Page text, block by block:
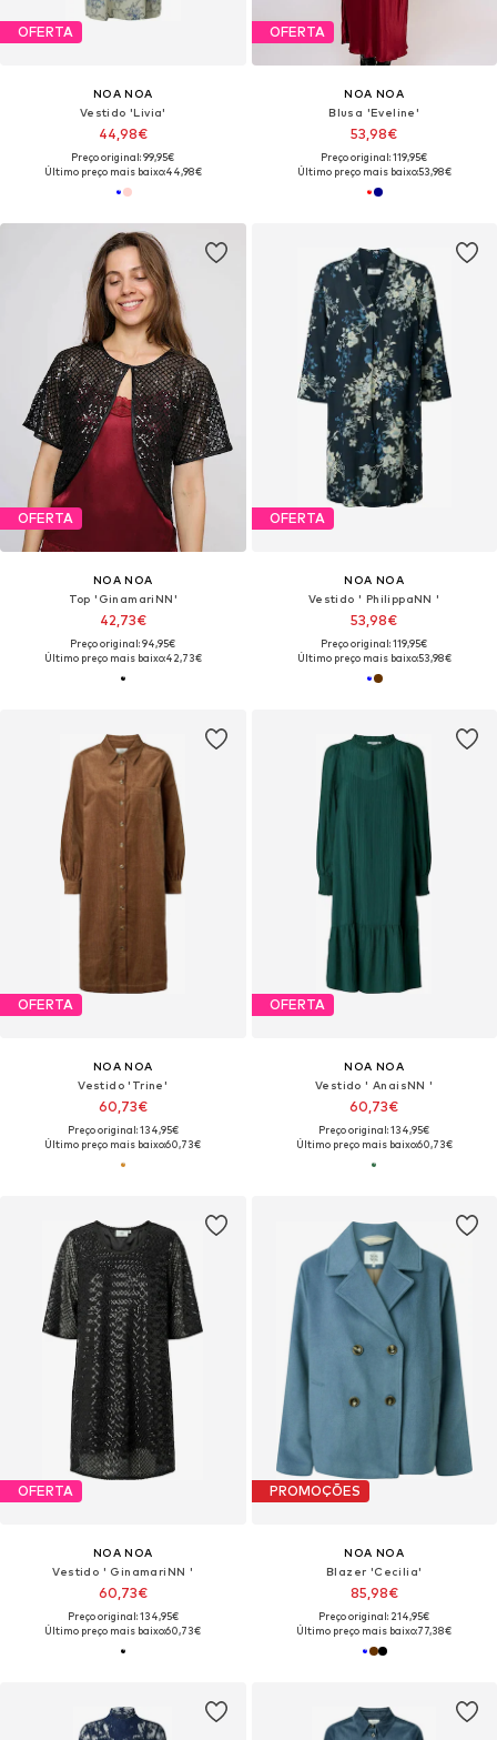
OFERTA
NOA NOA
Vestido 'Livia'
44,98€
Preço original: 99,95€
Último preço mais baixo:44,98€
OFERTA
NOA NOA
Blusa 'Eveline'
53,98€
Preço original: 119,95€
Último preço mais baixo:53,98€
OFERTA
NOA NOA
Top 'GinamariNN'
42,73€
Preço original: 94,95€
Último preço mais baixo:42,73€
OFERTA
NOA NOA
Vestido ' PhilippaNN '
53,98€
Preço original: 119,95€
Último preço mais baixo:53,98€
OFERTA
NOA NOA
Vestido 'Trine'
60,73€
Preço original: 134,95€
Último preço mais baixo:60,73€
OFERTA
NOA NOA
Vestido ' AnaisNN '
60,73€
Preço original: 134,95€
Último preço mais baixo:60,73€
OFERTA
NOA NOA
Vestido ' GinamariNN '
60,73€
Preço original: 134,95€
Último preço mais baixo:60,73€
PROMOÇÕES
NOA NOA
Blazer 'Cecilia'
85,98€
Preço original: 214,95€
Último preço mais baixo:77,38€